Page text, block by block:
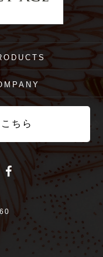
ちら